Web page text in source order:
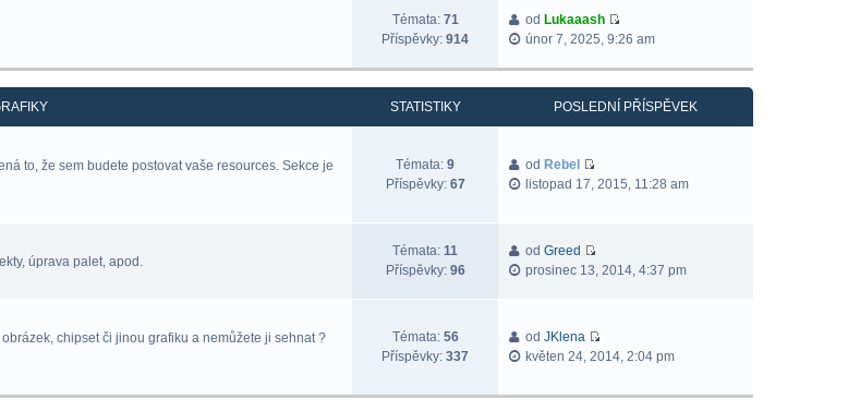
Témata: 71
Příspěvky: 914
od Lukaaash
únor 7, 2025, 9:26 am
STATISTIKY POSLEDNÍ PŘÍSPĚVEK
to, že sem budete postovat vaše resources. Sekce je
Témata: 9
Příspěvky: 67
od Rebel
listopad 17, 2015, 11:28 am
úprava palet, apod.
Témata: 11
Příspěvky: 96
odGreed
prosinec 13, 2014, 4:37 pm
chipset či jinou grafiku a nemůžete ji sehnat ?
Témata: 56
Příspěvky: 337
odJKlena
květen 24, 2014, 2:04 pm